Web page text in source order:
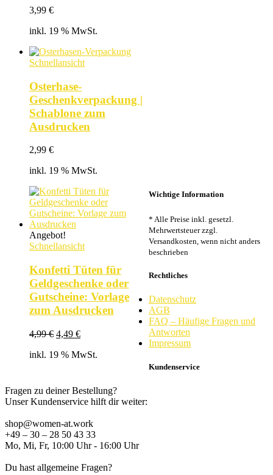
3,99 €
inkl. 19 % MwSt.
Schnellansicht
Osterhase-
Geschenkverpackung |
Schablone zum
Ausdrucken
2,99 €
inkl. 19 % MwSt.
Angebot!
Schnellansicht
Konfetti Tüten für
Geldgeschenke oder
Gutscheine: Vorlage
zum Ausdrucken
4,99€ Ursprünglicher
war:
4,49 €Aktueller
ist:
inkl. 19 % MwSt.
Wichtige Information
* Alle Preise inkl. gesetzl.
Mehrwertsteuer zzgl.
Versandkosten, wenn nicht anders
beschrieben
Rechtliches
Datenschutz
AGB
FAQ – Häufige Fragen und
Antworten
Impressum
Kundenservice
Fragen zu deiner Bestellung?
Unser Kundenservice hilft dir weiter:
shop@women-at.work
+49 – 30 – 28 50 43 33
Mo, Mi, Fr, 10:00 Uhr - 16:00 Uhr
Du hast allgemeine Fragen?